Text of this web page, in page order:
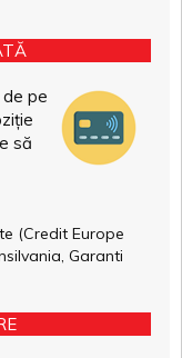
pe
să
(Credit Europe
Garanti